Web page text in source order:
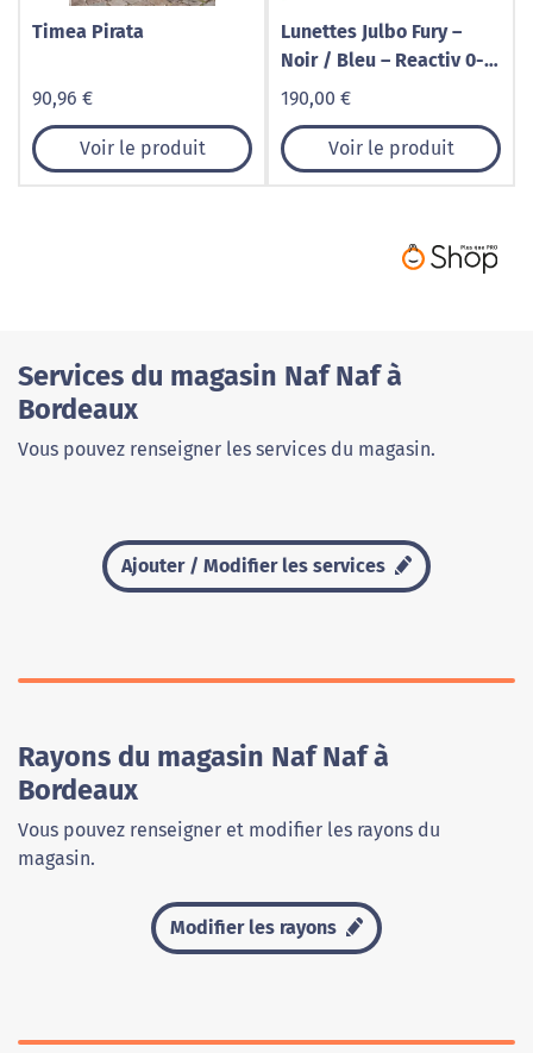
Timea Pirata
90,96 €
Voir le produit
Lunettes Julbo Fury –
Noir / Bleu – Reactiv 0-3
High Contrast
190,00 €
Voir le produit
Services du magasin Naf Naf à
Bordeaux
Vous pouvez renseigner les services du magasin.
Ajouter / Modifier les services
Rayons du magasin Naf Naf à
Bordeaux
Vous pouvez renseigner et modifier les rayons du
magasin.
Modifier les rayons